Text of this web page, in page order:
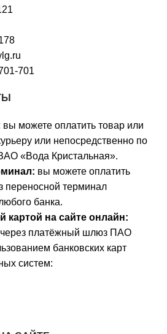
701
вы можете оплатить товар или
или непосредственно по
«Вода Кристальная».
вы можете оплатить
переносной терминал
банка.
картой на сайте онлайн:
через платёжный шлюз ПАО
банковских карт
систем: